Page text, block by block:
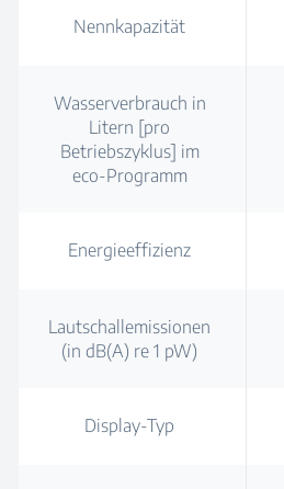
Nennkapazität
Wasserverbrauch in
Litern [pro
Betriebszyklus] im
eco-Programm
Energieeffizienz
Lautschallemissionen
(in dB(A) re 1 pW)
Display-Typ